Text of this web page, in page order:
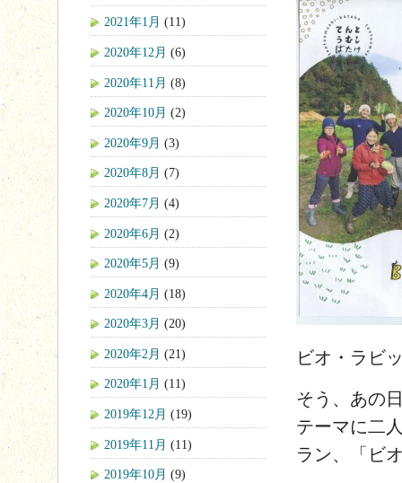
ビオ・ラビ
そう、あの
テーマに二
ラン、「ビ
2021年1月 (11)
2020年12月 (6)
2020年11月 (8)
2020年10月 (2)
2020年9月 (3)
2020年8月 (7)
2020年7月 (4)
2020年6月 (2)
2020年5月 (9)
2020年4月 (18)
2020年3月 (20)
2020年2月 (21)
2020年1月 (11)
2019年12月 (19)
2019年11月 (11)
2019年10月 (9)